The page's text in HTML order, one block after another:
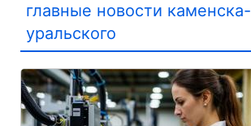
главные новости каменска-
уральского